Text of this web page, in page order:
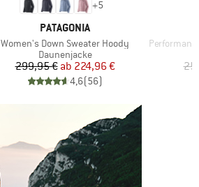
+5
MARKE
PATAGONIA
Artikel
Women's Down Sweater Hoody
Produktgruppe
Daunenjacke
Preis
299,95 € reduzierter Preis
ab 224,96 €
4,6(56)
Artikel